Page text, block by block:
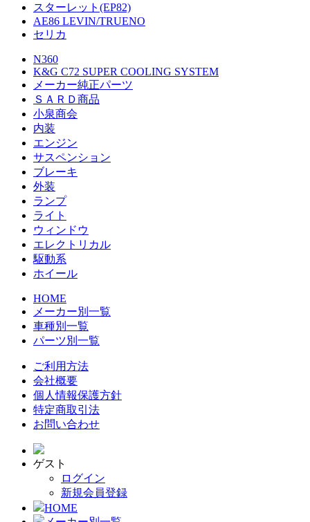
スターレット(EP82)
AE86 LEVIN/TRUENO
セリカ
N360
K&G C72 SUPER COOLING SYSTEM
メーカー純正パーツ
ＳＡＲＤ商品
小泉商会
内装
エンジン
サスペンション
ブレーキ
外装
ランプ
ライト
ウィンドウ
エレクトリカル
駆動系
ホイール
HOME
メーカー別一覧
車種別一覧
パーツ別一覧
ご利用方法
会社概要
個人情報保護方針
特定商取引法
お問い合わせ
ゲスト
ログイン
新規会員登録
HOME